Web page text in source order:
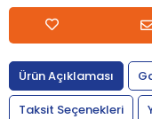
Ürün Açıklaması
Taksit Seçenekleri